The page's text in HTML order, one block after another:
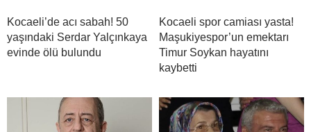
Kocaeli’de acı sabah! 50
yaşındaki Serdar Yalçınkaya
evinde ölü bulundu
Kocaeli spor camiası yasta!
Maşukiyespor’un emektarı
Timur Soykan hayatını
kaybetti